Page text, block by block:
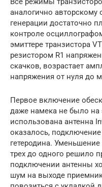
аналогично
генерации достаточно
контроле
эмиттере транзистора
резистором R1
скачков, возрастает
напряжения от нуля до
Первое включение
даже намека не было
использована антенна
оказалось,
гетеродина.
трех до одного решило
подключении антенны
шум на выходе